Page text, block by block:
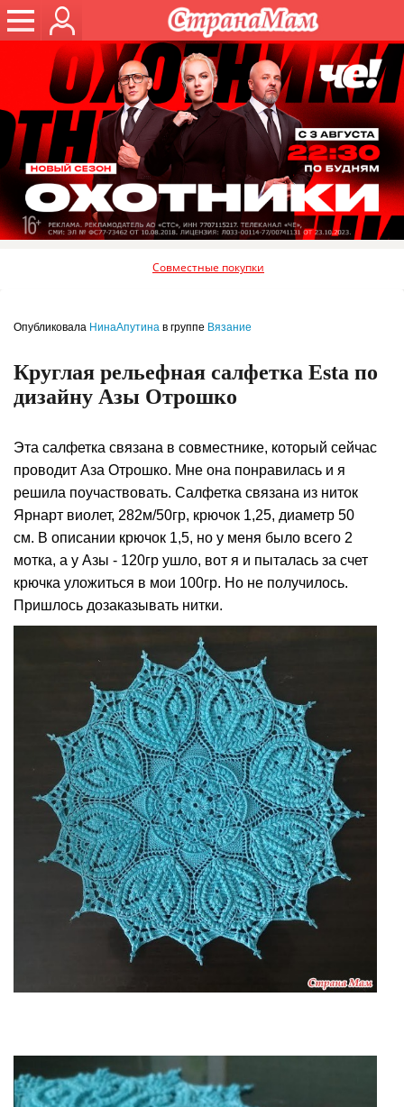
Совместные покупки
Опубликовала НинаАпутина в группе Вязание
Круглая рельефная салфетка Esta по
дизайну Азы Отрошко
Эта салфетка связана в совместнике, который сейчас
проводит Аза Отрошко. Мне она понравилась и я
решила поучаствовать. Салфетка связана из ниток
Ярнарт виолет, 282м/50гр, крючок 1,25, диаметр 50
см. В описании крючок 1,5, но у меня было всего 2
мотка, а у Азы - 120гр ушло, вот я и пыталась за счет
крючка уложиться в мои 100гр. Но не получилось.
Пришлось дозаказывать нитки.